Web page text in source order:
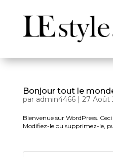
Bonjour tout le
par admin4466| 27 Août
Bienvenue sur WordPress.
Modifiez-le ou supprimez-le,